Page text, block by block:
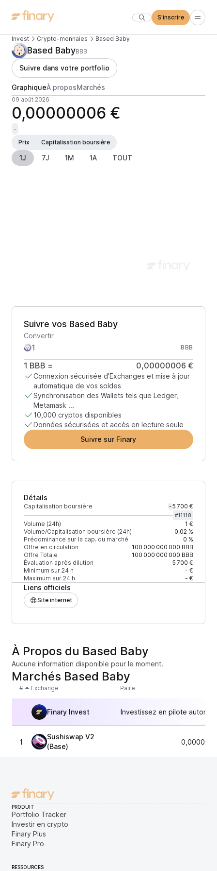
S'inscrire
Invest Crypto-monnaies Based Baby
Based BabyBBB
Suivre dans votre portfolio
GraphiqueÀ proposMarchés
09 août 2026
0,00000006 €
-
Prix
Capitalisation boursière
1J 7J 1M 1A TOUT
Suivre vos Based Baby
Convertir
BBB
1 BBB = 0,00000006 €
Connexion sécurisée d’Exchanges et mise à jour
automatique de vos soldes
Synchronisation des Wallets tels que Ledger,
Metamask ...
10,000 cryptos disponibles
Données sécurisées et accès en lecture seule
Suivre sur Finary
Détails
Capitalisation boursière - 5 700 €
#11118
Volume (24h)
1 €
Volume/Capitalisation boursière (24h)
0,02 %
Prédominance sur la cap. du marché
0 %
Offre en circulation
100 000 000 000 BBB
Offre Totale
100 000 000 000 BBB
Évaluation après dilution
5 700 €
Minimum sur 24 h
- €
Maximum sur 24 h
- €
Liens officiels
Site internet
À Propos du Based Baby
Aucune information disponible pour le moment.
Marchés Based Baby
# Exchange Paire
Finary Invest Investissez en pilote
1
Sushiswap V2
(Base)
PRODUIT
Portfolio Tracker
Investir en crypto
Finary Plus
Finary Pro
RESSOURCES